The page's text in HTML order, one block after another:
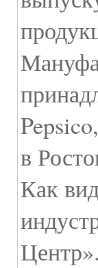
в
Как